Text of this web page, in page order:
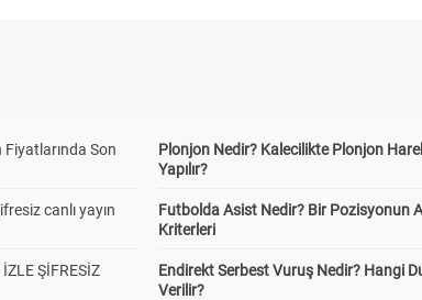
Son
canlı yayın
ŞİFRESİZ
Plonjon Nedir? Kalecilikte Plonjon
Yapılır?
Futbolda Asist Nedir? Bir Pozisyonun
Kriterleri
Endirekt Serbest Vuruş Nedir? Hangi
Verilir?